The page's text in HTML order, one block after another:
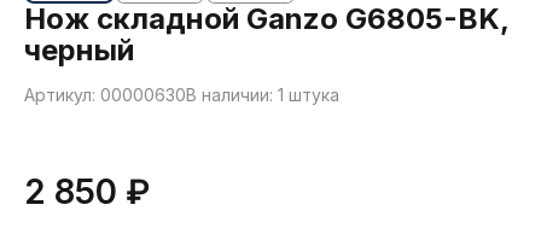
Нож складной Ganzo G6805-BK,
черный
Артикул: 00000630В наличии: 1 штука
2 850 ₽